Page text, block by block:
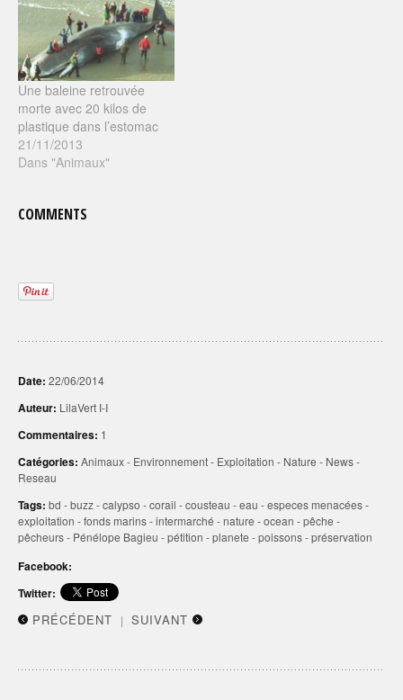
vignes en agriculture
biologique sur la Côte-de-
Beaune et la Haute-Côte-
de-Nuits. Aujourd'hui, il
encourt jusqu'à six mois
d'emprisonnement et 30
000 euros d'amende pour
avoir refusé…
Une baleine retrouvée
morte avec 20 kilos de
plastique dans l’estomac
21/11/2013
Dans "Animaux"
COMMENTS
Date: 22/06/2014
Auteur: LilaVert I-I
Commentaires: 1
Catégories: Animaux- Environnement- Exploitation - Nature - News-
Reseau
Tags: bd -buzz-calypso -corail -cousteau -eau -especes menacées-
exploitation -fonds marins-intermarché -nature -ocean -pêche -
pêcheurs- Pénélope Bagieu -pétition -planete -poissons-préservation
Facebook:
Twitter:
PRÉCÉDENT | SUIVANT